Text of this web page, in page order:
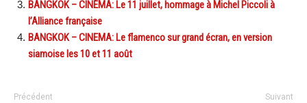
BANGKOK – CINÉMA: Le 11 juillet, hommage à Michel Piccoli à
l’Alliance française
BANGKOK – CINEMA: Le flamenco sur grand écran, en version
siamoise les 10 et 11 août
Précédent Suivant